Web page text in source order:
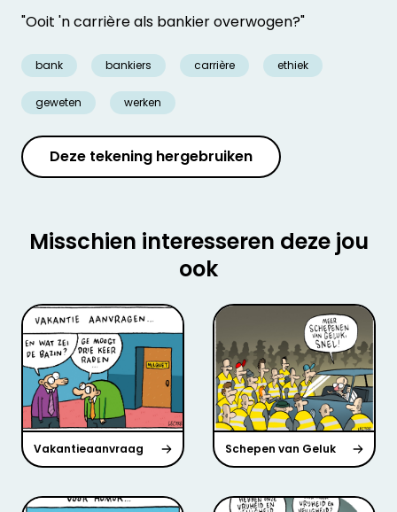
"Ooit 'n carrière als bankier overwogen?"
bank bankiers carrière ethiek
geweten werken
Deze tekening hergebruiken
Misschien interesseren deze jou
ook
Vakantieaanvraag Schepen van Geluk